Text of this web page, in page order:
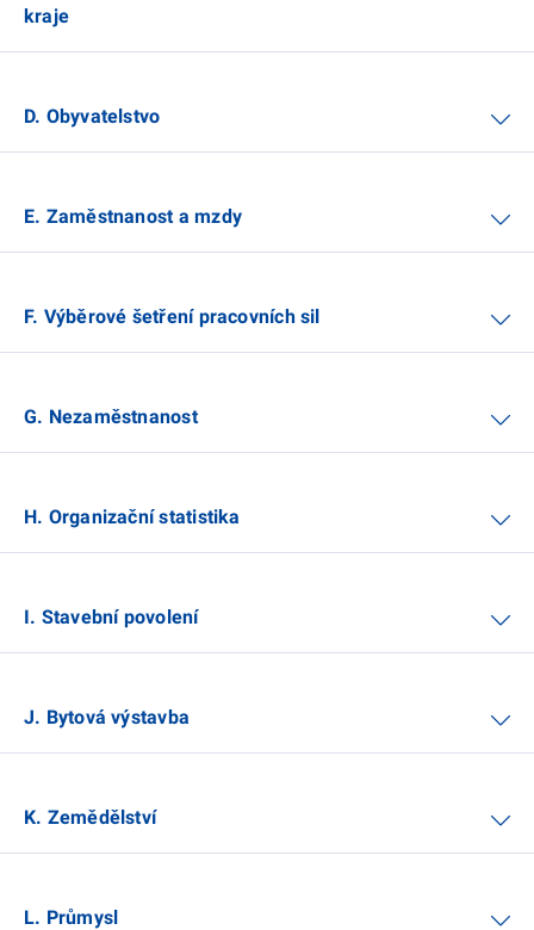
kraje
D. Obyvatelstvo
E. Zaměstnanost a mzdy
F. Výběrové šetření pracovních sil
G. Nezaměstnanost
H. Organizační statistika
I. Stavební povolení
J. Bytová výstavba
K. Zemědělství
L. Průmysl